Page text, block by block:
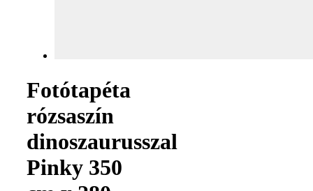
Fotótapéta
rózsaszín
dinoszaurusszal
Pinky 350